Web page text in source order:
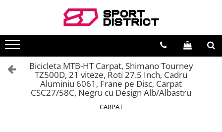
Biciclete de oras
Biciclete copii
Longboard electric
Skateboard electric
Bicicleta MTB-HT Carpat, Shimano Tourney
TZ500D, 21 viteze, Roti 27.5 Inch, Cadru
Aluminiu 6061, Frane pe Disc, Carpat
CSC27/58C, Negru cu Design Alb/Albastru
CARPAT